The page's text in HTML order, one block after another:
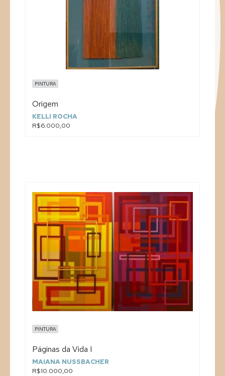
PINTURA
Origem
KELLI ROCHA
R$6.000,00
PINTURA
Páginas da Vida I
MAIANA NUSSBACHER
R$10.000,00